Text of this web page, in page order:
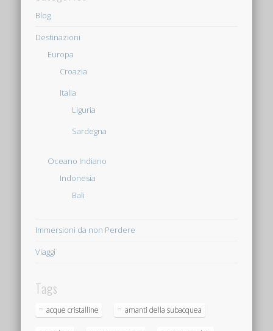
Blog
Destinazioni
Europa
Croazia
Italia
Liguria
Sardegna
Oceano Indiano
Indonesia
Bali
Immersioni da non Perdere
Viaggi
Tags
acque cristalline amanti della subacquea